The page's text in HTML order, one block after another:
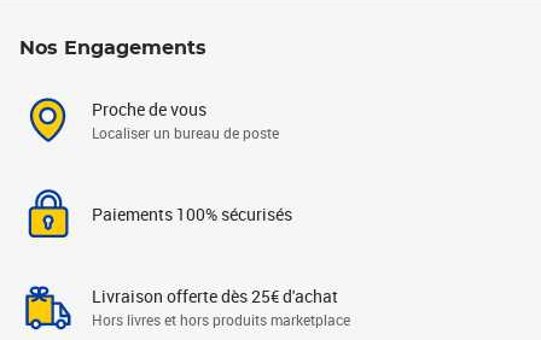
Nos Engagements
Proche de vous
Localiser un bureau de poste
Paiements 100% sécurisés
Livraison offerte dès 25€ d'achat
Hors livres et hors produits marketplace